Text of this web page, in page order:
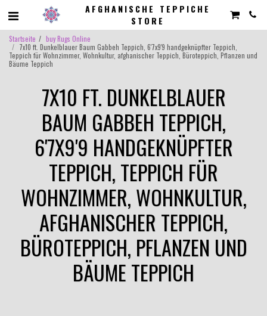
AFGHANISCHE TEPPICHE
STORE
Startseite
buy Rugs Online
7x10 ft. Dunkelblauer Baum Gabbeh Teppich, 6'7x9'9 handgeknüpfter Teppich,
Teppich für Wohnzimmer, Wohnkultur, afghanischer Teppich, Büroteppich, Pflanzen und
Bäume Teppich
7X10 FT. DUNKELBLAUER
BAUM GABBEH TEPPICH,
6'7X9'9 HANDGEKNÜPFTER
TEPPICH, TEPPICH FÜR
WOHNZIMMER, WOHNKULTUR,
AFGHANISCHER TEPPICH,
BÜROTEPPICH, PFLANZEN UND
BÄUME TEPPICH